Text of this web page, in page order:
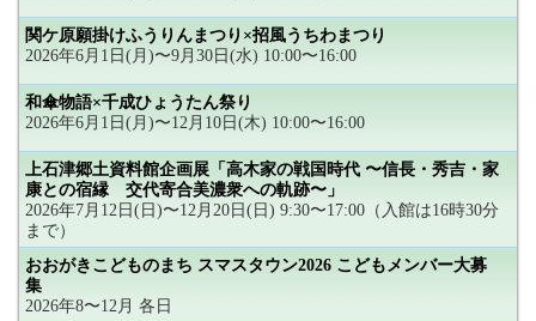
関ケ原願掛けふうりんまつり×招風うちわまつり
2026年6月1日(月)〜9月30日(水) 10:00〜16:00
和傘物語×千成ひょうたん祭り
2026年6月1日(月)〜12月10日(木) 10:00〜16:00
上石津郷土資料館企画展「高木家の戦国時代 〜信長・秀吉・家
康との宿縁 交代寄合美濃衆への軌跡〜」
2026年7月12日(日)〜12月20日(日) 9:30〜17:00（入館は16時30分
まで）
おおがきこどものまち スマスタウン2026 こどもメンバー大募
集
2026年8〜12月 各日